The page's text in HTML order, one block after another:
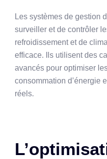
Les systèmes de gestion
surveiller et de contrôler
refroidissement et de
efficace. Ils utilisent des
avancés pour optimiser
consommation d’énergie
réels.